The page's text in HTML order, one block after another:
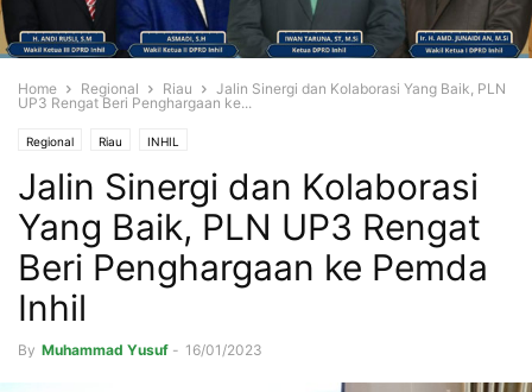
Home Regional Riau
Jalin Sinergi dan Kolaborasi Yang Baik, PLN
UP3 Rengat Beri Penghargaan ke...
Regional Riau INHIL
Jalin Sinergi dan Kolaborasi
Yang Baik, PLN UP3 Rengat
Beri Penghargaan ke Pemda
Inhil
By Muhammad Yusuf - 16/01/2023